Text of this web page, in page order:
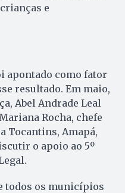
e
apontado como fator
resultado. Em maio,
Abel Andrade Leal
Rocha, chefe
Tocantins, Amapá,
o apoio ao 5º
todos os municípios